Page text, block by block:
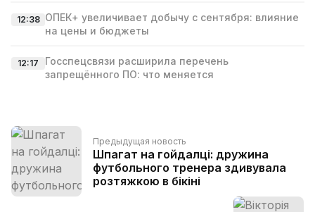
12:38 ОПЕК+ увеличивает добычу с сентября: влияние
на цены и бюджеты
12:17
Госспецсвязи расширила перечень
запрещённого ПО: что меняется
Предыдущая новость
Шпагат на гойдалці: дружина
футбольного тренера здивувала
розтяжкою в бікіні